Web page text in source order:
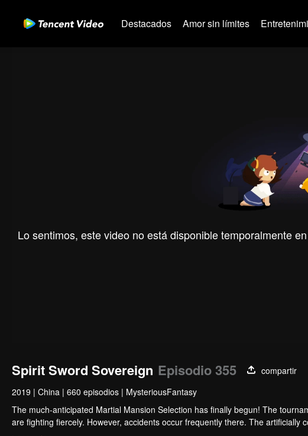
Destacados Amor sin límites
Lo sentimos, este video no está disponible temporalmente
Spirit Sword Sovereign Episodio 355
compartir
2019 | China | 660 episodios | MysteriousFantasy
The much-anticipated Martial Mansion Selection has finally begun! The
are fighting fiercely. However, accidents occur frequently there. The